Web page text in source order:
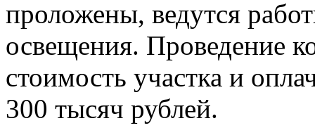
проложены, ведутся
освещения. Проведение
стоимость участка и
300 тысяч рублей.